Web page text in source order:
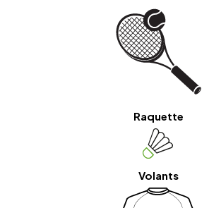
Raquette
Volants